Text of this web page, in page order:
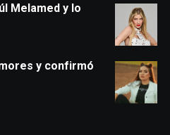
Melamed y lo
y confirmó